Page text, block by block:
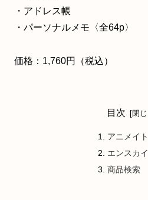
・アドレス帳
・パーソナルメモ〈全64p〉
価格：1,760円（税込）
目次
アニメイト
エンスカイ
商品検索